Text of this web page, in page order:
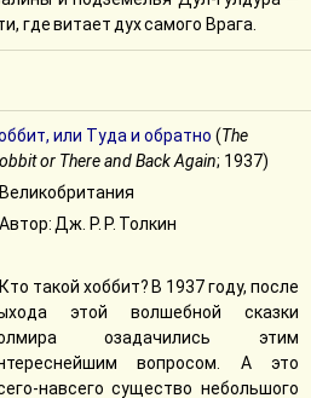
где витает дух самого Врага.
или Туда и обратно (The
or There and Back Again; 1937)
Великобритания
Автор: Дж. Р. Р. Толкин
Кто такой хоббит? В 1937 году, после
этой волшебной сказки
озадачились этим
вопросом. А это
навсего существо небольшого